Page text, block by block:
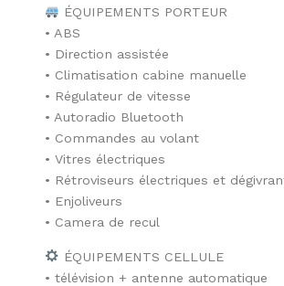
ÉQUIPEMENTS PORTEUR
• ABS
• Direction assistée
• Climatisation cabine manuelle
• Régulateur de vitesse
• Autoradio Bluetooth
• Commandes au volant
• Vitres électriques
• Rétroviseurs électriques et
• Enjoliveurs
• Camera de recul
ÉQUIPEMENTS CELLULE
• télévision + antenne automatique